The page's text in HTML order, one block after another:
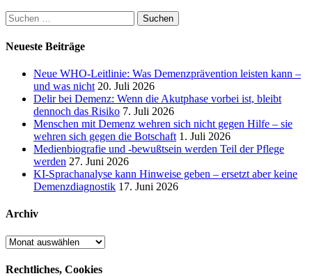
Suchen
nach:
Neueste Beiträge
Neue WHO-Leitlinie: Was Demenzprävention leisten kann –
und was nicht 20. Juli 2026
Delir bei Demenz: Wenn die Akutphase vorbei ist, bleibt
dennoch das Risiko 7. Juli 2026
Menschen mit Demenz wehren sich nicht gegen Hilfe – sie
wehren sich gegen die Botschaft 1. Juli 2026
Medienbiografie und -bewußtsein werden Teil der Pflege
werden 27. Juni 2026
KI-Sprachanalyse kann Hinweise geben – ersetzt aber keine
Demenzdiagnostik 17. Juni 2026
Archiv
Archiv
Rechtliches, Cookies